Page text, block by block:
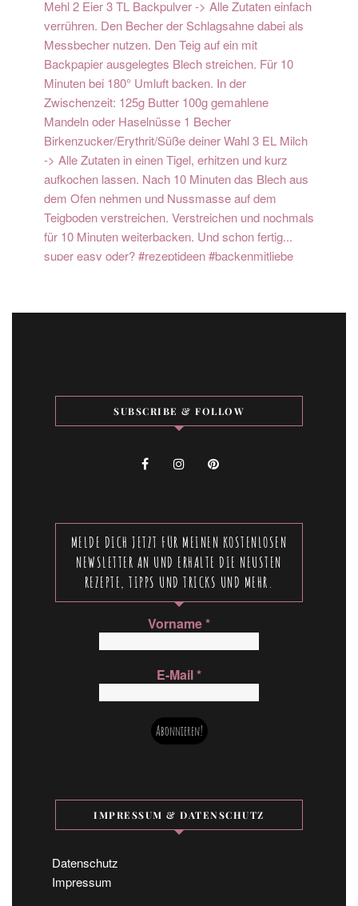
SUBSCRIBE & FOLLOW
MELDE DICH JETZT FÜR MEINEN KOSTENLOSEN
NEWSLETTER AN UND ERHALTE DIE NEUSTEN
REZEPTE, TIPPS UND TRICKS UND MEHR.
Vorname*
E-Mail*
IMPRESSUM & DATENSCHUTZ
Datenschutz
Impressum